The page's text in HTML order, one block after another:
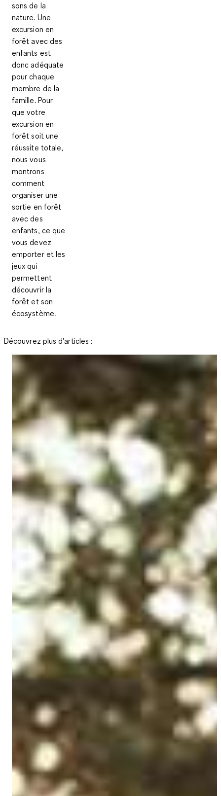
sons de la
nature. Une
excursion en
forêt avec des
enfants est
donc adéquate
pour chaque
membre de la
famille. Pour
que votre
excursion en
forêt soit une
réussite totale,
nous vous
montrons
comment
organiser une
sortie en forêt
avec des
enfants, ce que
vous devez
emporter et les
jeux qui
permettent
découvrir la
forêt et son
écosystème.
Découvrez plus d'articles :